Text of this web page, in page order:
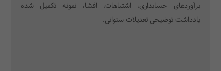
برآوردهای حسابداری، اشتباهات، افشا، نمونه تکمیل شده
یادداشت توضیحی تعدیلات سنواتی.